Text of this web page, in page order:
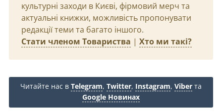
культурні заходи в Києві, фірмовий мерч та
актуальні книжки, можливість пропонувати
редакції теми та багато іншого.
Стати членом Товариства | Хто ми такі?
Читайте нас в Telegram, Twitter, Instagram, Viber та
Google Новинах